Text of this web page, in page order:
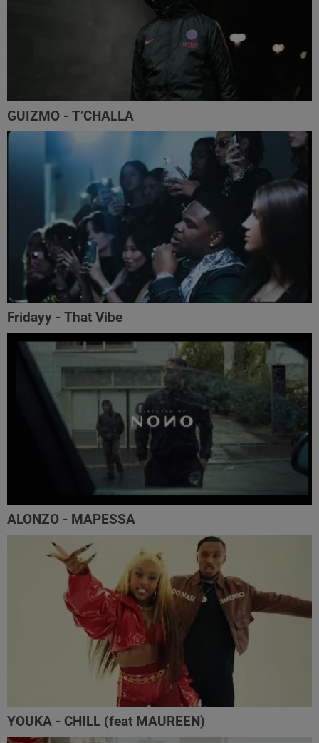
GUIZMO - T’CHALLA
Fridayy - That Vibe
ALONZO - MAPESSA
YOUKA - CHILL (feat MAUREEN)